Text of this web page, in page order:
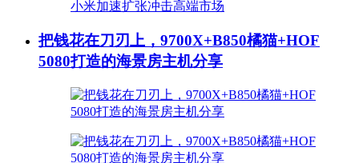
把钱花在刀刃上，9700X+B850橘猫+HOF
5080打造的海景房主机分享